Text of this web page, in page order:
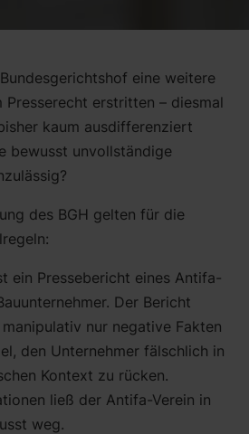
eine weitere
Presserecht erstritten – diesmal
kaum ausdifferenziert
bewusst unvollständige
des BGH gelten für die
ein Pressebericht eines Antifa-
Der Bericht
nur negative Fakten
den Unternehmer fälschlich in
Kontext zu rücken.
ließ der Antifa-Verein in
weg.